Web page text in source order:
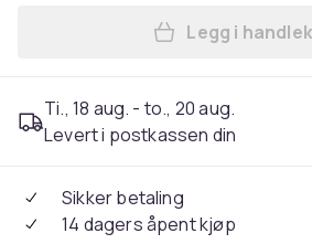
Legg
Legg i
Ti., 18 aug. - to., 20 aug.
Levert i postkassen din
Sikker betaling
14 dagers åpent kjøp